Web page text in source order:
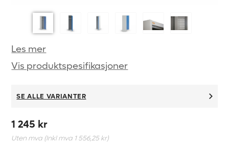
Les mer
Vis produktspesifikasjoner
SE ALLE VARIANTER
1 245 kr
Uten mva (Inkl mva 1 556,25 kr)